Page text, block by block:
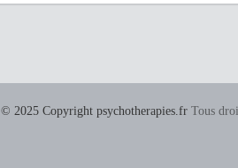
© 2025 Copyright psychotherapies.fr Tous